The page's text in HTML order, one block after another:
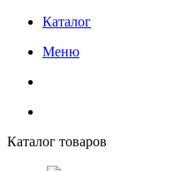
Каталог
Меню
Каталог товаров